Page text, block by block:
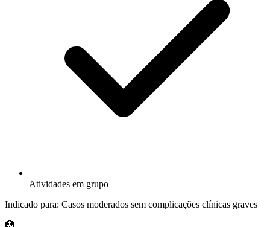
Atividades em grupo
Indicado para: Casos moderados sem complicações clínicas graves
🏥